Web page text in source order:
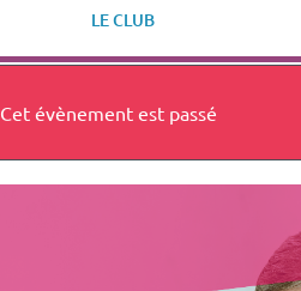
LE CLUB
Cet évènement est passé